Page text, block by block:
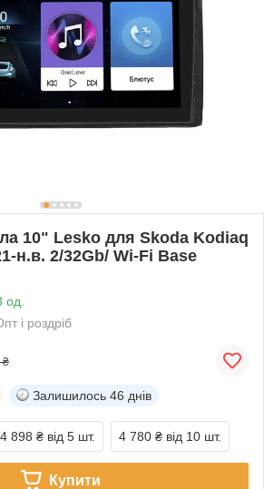
10" Lesko для Skoda Kodiaq
н.в. 2/32Gb/ Wi-Fi Base
од.
і роздріб
₴
Залишилось 46 днів
4 898 ₴ від 5 шт. 4 780 ₴ від 10 шт.
Купити